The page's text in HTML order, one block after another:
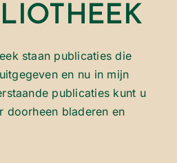
staan publicaties die
en nu in mijn
publicaties kunt u
doorheen bladeren en